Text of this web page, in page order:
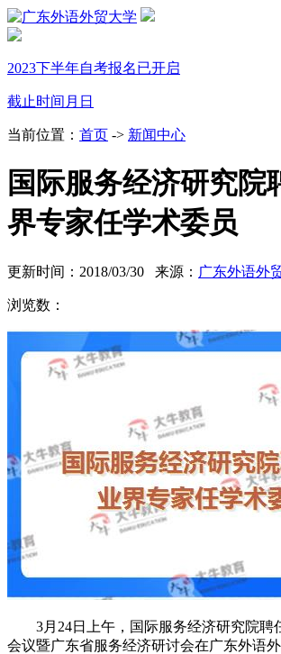
2023下半年自考报名已开启
截止时间 月 日
当前位置： 首页 -> 新闻中心
国际服务经济研究院
界专家任学术委员
更新时间：2018/03/30 来源： 广东外语外
浏览数：
3月24日上午，国际服务经济研究院聘
会议暨广东省服务经济研讨会在广东外语